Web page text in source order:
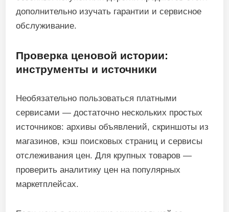
дополнительно изучать гарантии и сервисное
обслуживание.
Проверка ценовой истории:
инструменты и источники
Необязательно пользоваться платными
сервисами — достаточно нескольких простых
источников: архивы объявлений, скриншоты из
магазинов, кэш поисковых страниц и сервисы
отслеживания цен. Для крупных товаров —
проверить аналитику цен на популярных
маркетплейсах.